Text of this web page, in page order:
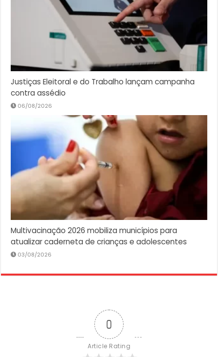
Justiças Eleitoral e do Trabalho lançam campanha
contra assédio
06/08/2026
Multivacinação 2026 mobiliza municípios para
atualizar caderneta de crianças e adolescentes
03/08/2026
0
Article Rating